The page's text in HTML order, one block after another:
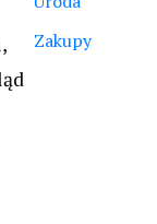
Zakupy